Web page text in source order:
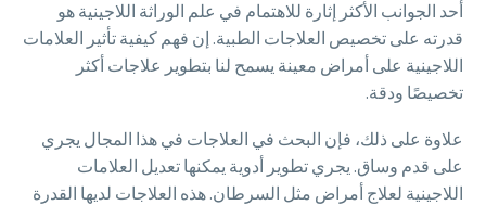
أحد الجوانب الأكثر إثارة للاهتمام في علم الوراثة اللاجينية هو
قدرته على تخصيص العلاجات الطبية. إن فهم كيفية تأثير العلامات
اللاجينية على أمراض معينة يسمح لنا بتطوير علاجات أكثر
تخصيصًا ودقة.
علاوة على ذلك، فإن البحث في العلاجات في هذا المجال يجري
على قدم وساق. يجري تطوير أدوية يمكنها تعديل العلامات
اللاجينية لعلاج أمراض مثل السرطان. هذه العلاجات لديها القدرة